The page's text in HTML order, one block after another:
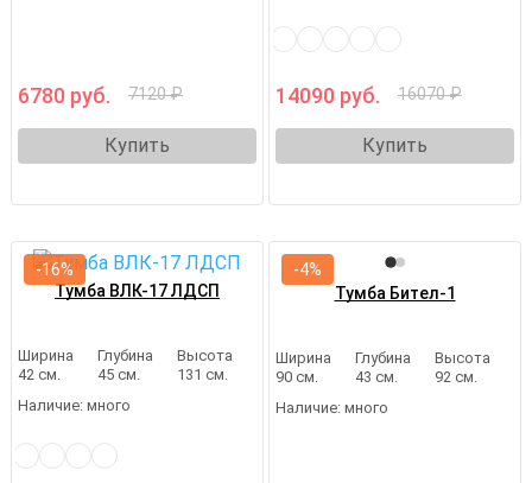
6780 руб. 7120 ₽
Купить
14090 руб. 16070 ₽
Купить
Тумба ВЛК-17 ЛДСП
Ширина
42 см.
Глубина
45 см.
Высота
131 см.
Наличие: много
-16%
Тумба Бител-1
Ширина
90 см.
Глубина
43 см.
Высота
92 см.
Наличие: много
-4%